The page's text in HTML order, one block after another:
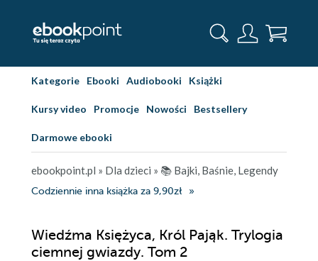
Kategorie Ebooki Audiobooki Książki
Kursy video Promocje Nowości Bestsellery
Darmowe ebooki
ebookpoint.pl » Dla dzieci » 📚 Bajki, Baśnie, Legendy
Codziennie inna książka za 9,90zł
Wiedźma Księżyca, Król Pająk. Trylogia
ciemnej gwiazdy. Tom 2